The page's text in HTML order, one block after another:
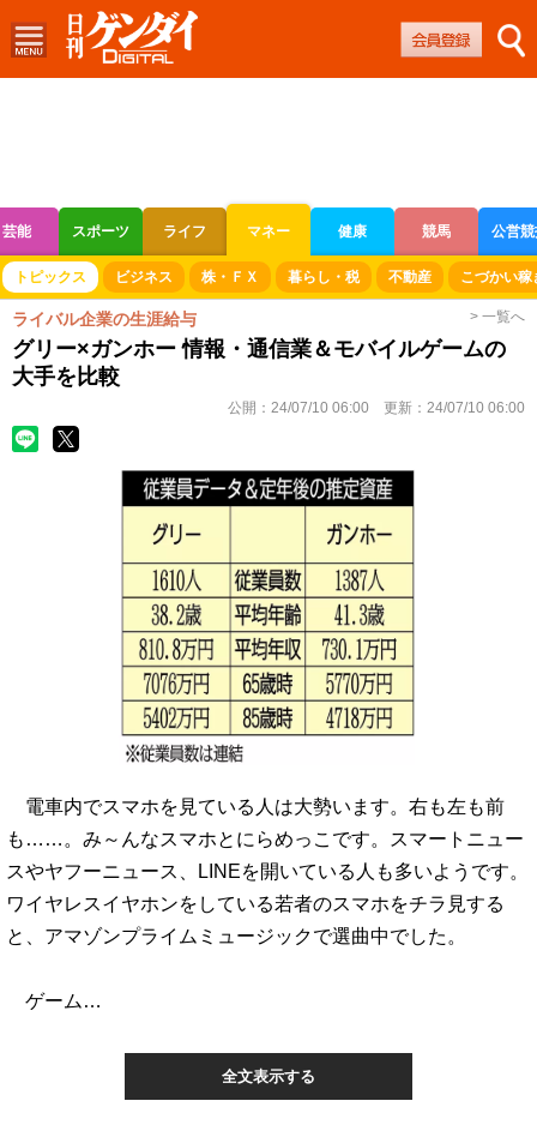
芸能 スポーツ ライフ マネー 健康 競馬 公営
ボートレース 競輪 オートレース
トピックス ビジネス 株・ＦＸ 暮らし・税 不動産 こづかい稼
ライバル企業の生涯給与 > 一覧へ
グリー×ガンホー 情報・通信業＆モバイルゲームの
大手を比較
公開： 24/07/10 06:00 更新： 24/07/10 06:00
電車内でスマホを見ている人は大勢います。右も左も前
も……。み～んなスマホとにらめっこです。スマートニュー
スやヤフーニュース、LINEを開いている人も多いようです。
ワイヤレスイヤホンをしている若者のスマホをチラ見する
と、アマゾンプライムミュージックで選曲中でした。
ゲーム…
全文表示する